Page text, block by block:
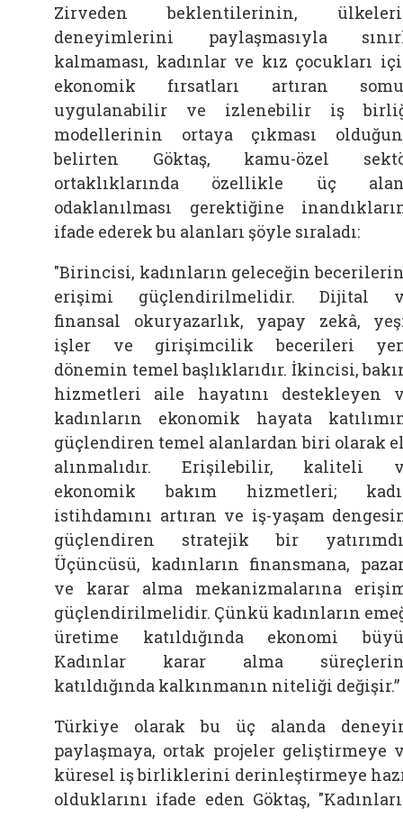
Zirveden beklentilerinin,
deneyimlerini paylaşmasıyla
kalmaması, kadınlar ve kız çocukları
ekonomik fırsatları artıran
uygulanabilir ve izlenebilir iş
modellerinin ortaya çıkması
belirten Göktaş, kamu-özel
ortaklıklarında özellikle üç
odaklanılması gerektiğine
ifade ederek bu alanları şöyle sıraladı:
"Birincisi, kadınların geleceğin
erişimi güçlendirilmelidir. Dijital
finansal okuryazarlık, yapay zekâ,
işler ve girişimcilik becerileri
dönemin temel başlıklarıdır. İkincisi,
hizmetleri aile hayatını destekleyen
kadınların ekonomik hayata
güçlendiren temel alanlardan biri olarak
alınmalıdır. Erişilebilir, kaliteli
ekonomik bakım hizmetleri;
istihdamını artıran ve iş-yaşam
güçlendiren stratejik bir
Üçüncüsü, kadınların finansmana,
ve karar alma mekanizmalarına
güçlendirilmelidir. Çünkü kadınların
üretime katıldığında ekonomi
Kadınlar karar alma
katıldığında kalkınmanın niteliği değişir.”
Türkiye olarak bu üç alanda
paylaşmaya, ortak projeler geliştirmeye
küresel iş birliklerini derinleştirmeye
olduklarını ifade eden Göktaş,